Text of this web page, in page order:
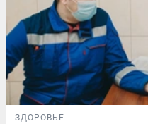
ЗДОРОВЬЕ